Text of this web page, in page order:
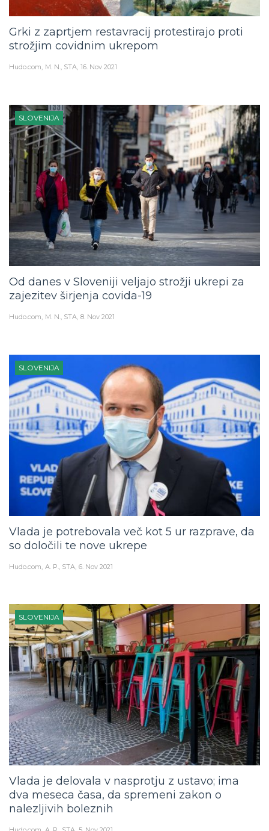
Grki z zaprtjem restavracij protestirajo proti
strožjim covidnim ukrepom
Hudo.com M. N., STA 16. Nov 2021
SLOVENIJA
Od danes v Sloveniji veljajo strožji ukrepi za
zajezitev širjenja covida-19
Hudo.com M. N., STA 8. Nov 2021
SLOVENIJA
Vlada je potrebovala več kot 5 ur razprave, da
so določili te nove ukrepe
Hudo.com A. P., STA 6. Nov 2021
SLOVENIJA
Vlada je delovala v nasprotju z ustavo; ima
dva meseca časa, da spremeni zakon o
nalezljivih boleznih